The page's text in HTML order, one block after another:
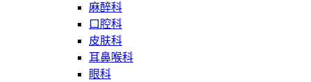
麻醉科
口腔科
皮肤科
耳鼻喉科
眼科